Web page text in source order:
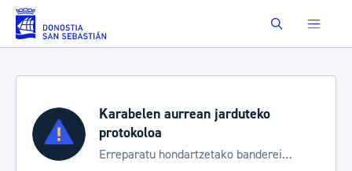
Eduki nagusira joan Buscar
Karabelen aurrean jarduteko
protokoloa
Erreparatu hondartzetako banderei